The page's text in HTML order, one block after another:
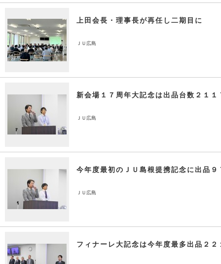
上田会長・理事長が再任し二期目に
ＪＵ広島
新会場１７周年大記念は出品台数２１１
ＪＵ広島
今年度最初のＪＵ島根提携記念に出品９
ＪＵ広島
フィナーレ大記念は今年度最多出品２２